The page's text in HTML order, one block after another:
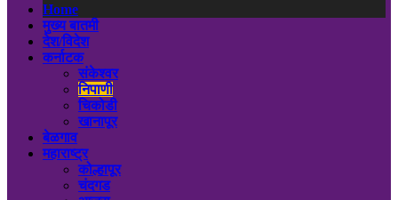
Home
मुख्य बातमी
देश/विदेश
कर्नाटक
संकेश्वर
निपाणी
चिकोडी
खानापूर
बेळगाव
महाराष्ट्र
कोल्हापूर
चंदगड